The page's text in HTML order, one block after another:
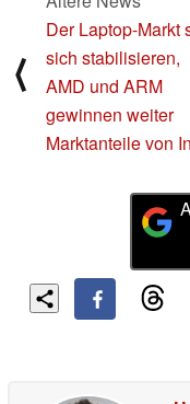
⟨
Der Laptop-Markt
sich stabilisieren,
AMD und ARM
gewinnen weiter
Marktanteile von